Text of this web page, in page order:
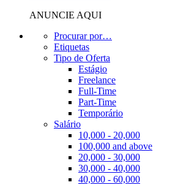
ANUNCIE AQUI
Procurar por…
Etiquetas
Tipo de Oferta
Estágio
Freelance
Full-Time
Part-Time
Temporário
Salário
10,000 - 20,000
100,000 and above
20,000 - 30,000
30,000 - 40,000
40,000 - 60,000